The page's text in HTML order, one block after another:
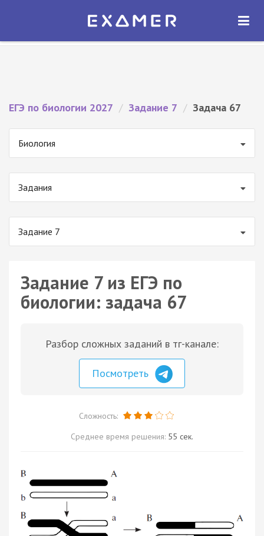
Экзамер — ЕГЭ 2027
ОТКРЫТЬ
ЕГЭ по биологии 2027 / Задание 7 / Задача 67
Биология
Задания
Задание 7
Задание 7 из ЕГЭ по
биологии: задача 67
Разбор сложных заданий в тг-канале:
Посмотреть
Сложность:
Среднее время решения: 55 сек.